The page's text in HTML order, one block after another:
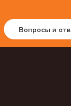
Вопросы и